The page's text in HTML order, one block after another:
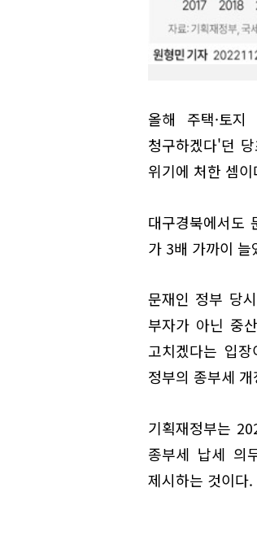
올해 주택·토
청구하겠다'던
위기에 처한 셈이
대구경북에서도
가 3배 가까이 늘
문재인 정부 당
부자가 아닌 중
고치겠다는 입
정부의 종부세
기획재정부는
종부세 납세 의
제시하는 것이다.